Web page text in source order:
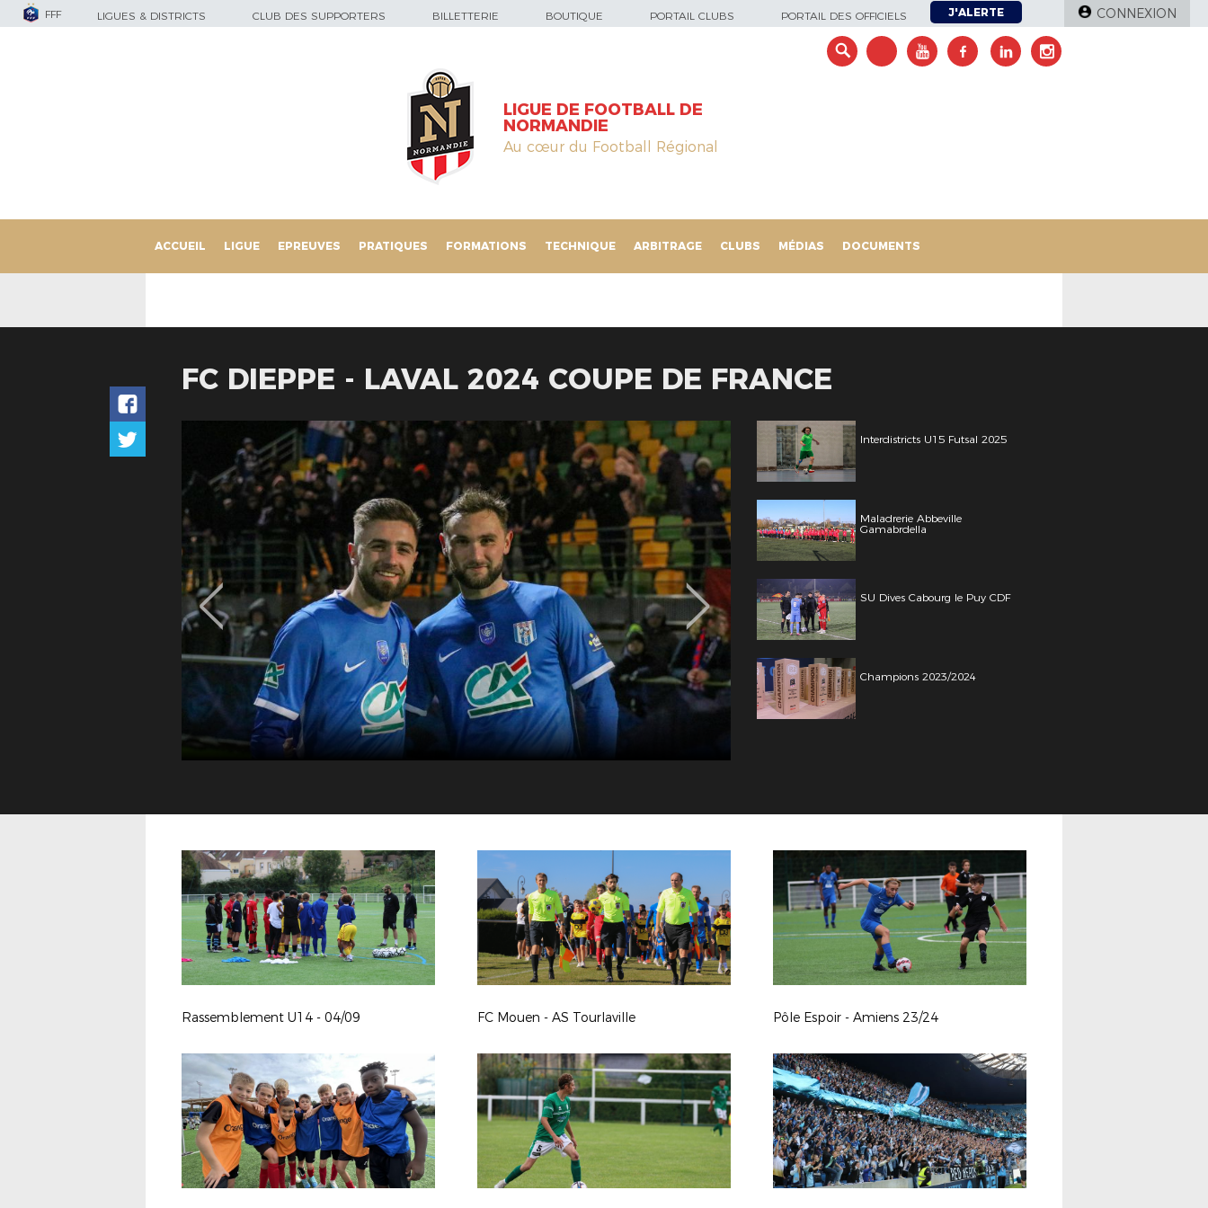
FFF LIGUES & DISTRICTS CLUB DES SUPPORTERS BILLETTERIE BOUTIQUE PORTAIL CLUBS PORTAIL DES OFFICIELS J'ALERTE CONNEXION
LIGUE DE FOOTBALL DE
NORMANDIE
Au cœur du Football Régional
ACCUEIL LIGUE EPREUVES PRATIQUES FORMATIONS TECHNIQUE ARBITRAGE CLUBS MÉDIAS DOCUMENTS
FC DIEPPE - LAVAL 2024 COUPE DE FRANCE
Interdistricts U15 Futsal 2025
Maladrerie Abbeville
Gamabrdella
SU Dives Cabourg le Puy CDF
Champions 2023/2024
Rassemblement U14 - 04/09 FC Mouen - AS Tourlaville Pôle Espoir - Amiens 23/24